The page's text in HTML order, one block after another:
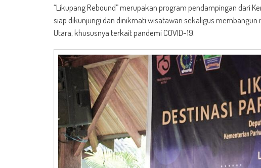
“Likupang Rebound” merupakan program pendampingan dari
siap dikunjungi dan dinikmati wisatawan sekaligus
Utara, khususnya terkait pandemi COVID-19.